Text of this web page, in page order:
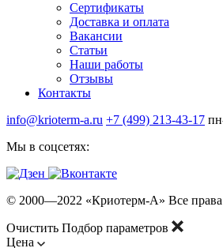
Сертификаты
Доставка и оплата
Вакансии
Статьи
Наши работы
Отзывы
Контакты
info@krioterm-a.ru +7 (499) 213-43-17
Мы в соцсетях:
© 2000—2022 «Криотерм-А» Все
Очистить Подбор параметров
Цена